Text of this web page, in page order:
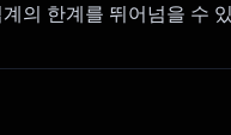
의 한계를 뛰어넘을 수